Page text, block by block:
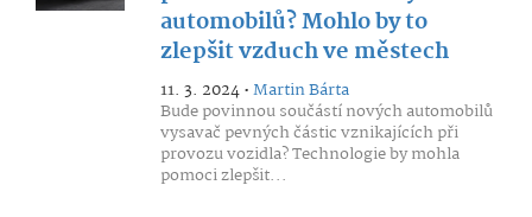
automobilů? Mohlo by to
zlepšit vzduch ve městech
11. 3. 2024 •Martin Bárta
Bude povinnou součástí nových automobilů
vysavač pevných částic vznikajících při
provozu vozidla? Technologie by mohla
pomoci zlepšit...